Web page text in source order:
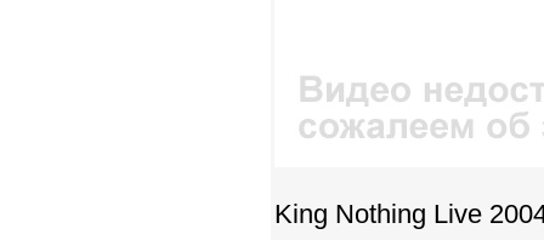
King Nothing Live